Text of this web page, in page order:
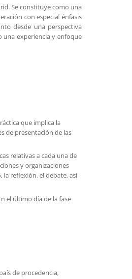
Se constituye como una
con especial énfasis
desde una perspectiva
una experiencia y enfoque
que implica la
de presentación de las
relativas a cada una de
y organizaciones
la reflexión, el debate, así
el último día de la fase
de procedencia,